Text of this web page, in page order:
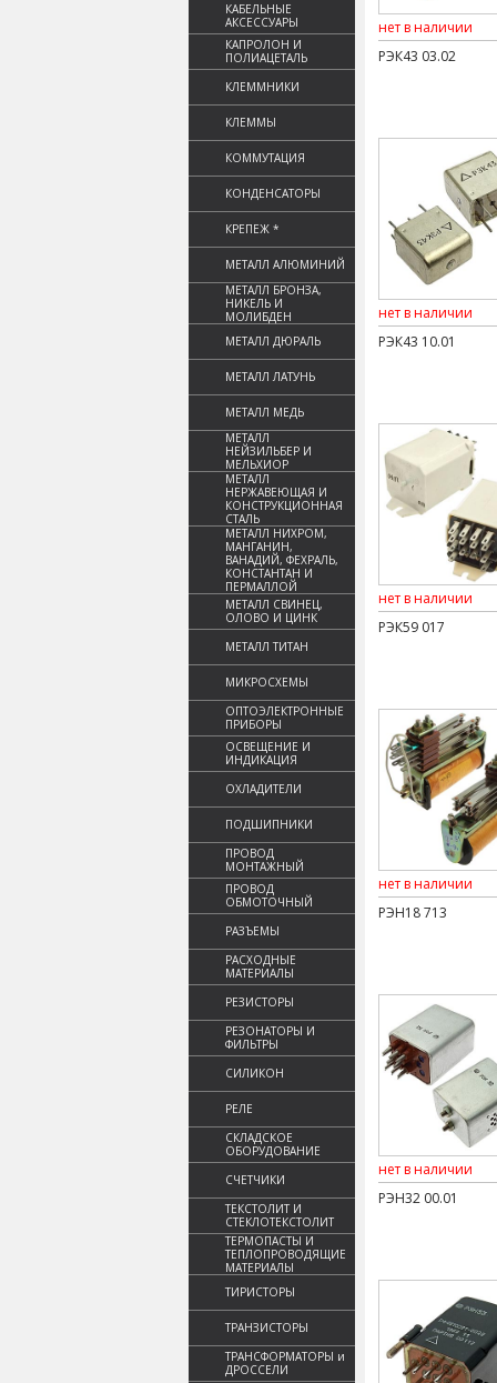
КАБЕЛЬНЫЕ
АКСЕССУАРЫ
КАПРОЛОН И
ПОЛИАЦЕТАЛЬ
КЛЕММНИКИ
КЛЕММЫ
КОММУТАЦИЯ
КОНДЕНСАТОРЫ
КРЕПЕЖ *
МЕТАЛЛ АЛЮМИНИЙ
МЕТАЛЛ БРОНЗА,
НИКЕЛЬ И
МОЛИБДЕН
МЕТАЛЛ ДЮРАЛЬ
МЕТАЛЛ ЛАТУНЬ
МЕТАЛЛ МЕДЬ
МЕТАЛЛ
НЕЙЗИЛЬБЕР И
МЕЛЬХИОР
МЕТАЛЛ
НЕРЖАВЕЮЩАЯ И
КОНСТРУКЦИОННАЯ
СТАЛЬ
МЕТАЛЛ НИХРОМ,
МАНГАНИН,
ВАНАДИЙ, ФЕХРАЛЬ,
КОНСТАНТАН И
ПЕРМАЛЛОЙ
МЕТАЛЛ СВИНЕЦ,
ОЛОВО И ЦИНК
МЕТАЛЛ ТИТАН
МИКРОСХЕМЫ
ОПТОЭЛЕКТРОННЫЕ
ПРИБОРЫ
ОСВЕЩЕНИЕ И
ИНДИКАЦИЯ
ОХЛАДИТЕЛИ
ПОДШИПНИКИ
ПРОВОД
МОНТАЖНЫЙ
ПРОВОД
ОБМОТОЧНЫЙ
РАЗЪЕМЫ
РАСХОДНЫЕ
МАТЕРИАЛЫ
РЕЗИСТОРЫ
РЕЗОНАТОРЫ И
ФИЛЬТРЫ
СИЛИКОН
РЕЛЕ
СКЛАДСКОЕ
ОБОРУДОВАНИЕ
СЧЕТЧИКИ
ТЕКСТОЛИТ И
СТЕКЛОТЕКСТОЛИТ
ТЕРМОПАСТЫ И
ТЕПЛОПРОВОДЯЩИЕ
МАТЕРИАЛЫ
ТИРИСТОРЫ
ТРАНЗИСТОРЫ
ТРАНСФОРМАТОРЫ и
ДРОССЕЛИ
нет в наличии
РЭК43 03.02
нет в наличии
РЭК43 10.01
нет в наличии
РЭК59 017
нет в наличии
РЭН18 713
нет в наличии
РЭН32 00.01